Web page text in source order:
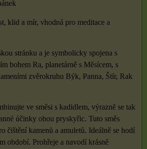
klid a mír, vhodná pro meditace a
stránku a je symbolicky spojena s
bohem Ra, planetárně s Měsícem, s
zvěrokruhu Býk, Panna, Štír, Rak
ve směsi s kadidlem, výrazně se tak
účinky obou pryskyřic. Tuto směs
čištění kamenů a amuletů. Ideálně se hodí
období. Prohřeje a navodí krásně